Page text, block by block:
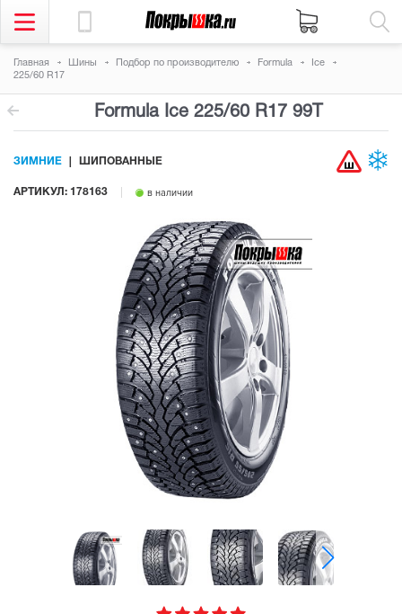
Главная Шины Подбор по производителю Formula
Ice
225/60 R17
Formula Ice 225/60 R17 99T
АРТИКУЛ: 178163 в наличии
ЗИМНИЕ ШИПОВАННЫЕ